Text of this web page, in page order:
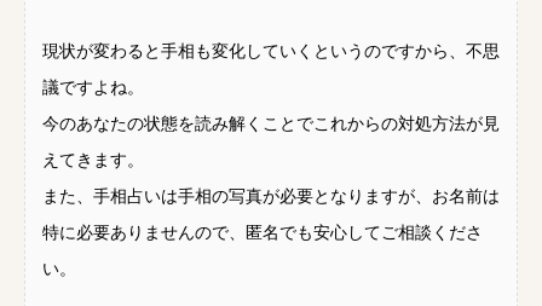
現状が変わると手相も変化していくというのですから、不思
議ですよね。
今のあなたの状態を読み解くことでこれからの対処方法が見
えてきます。
また、手相占いは手相の写真が必要となりますが、お名前は
特に必要ありませんので、匿名でも安心してご相談くださ
い。